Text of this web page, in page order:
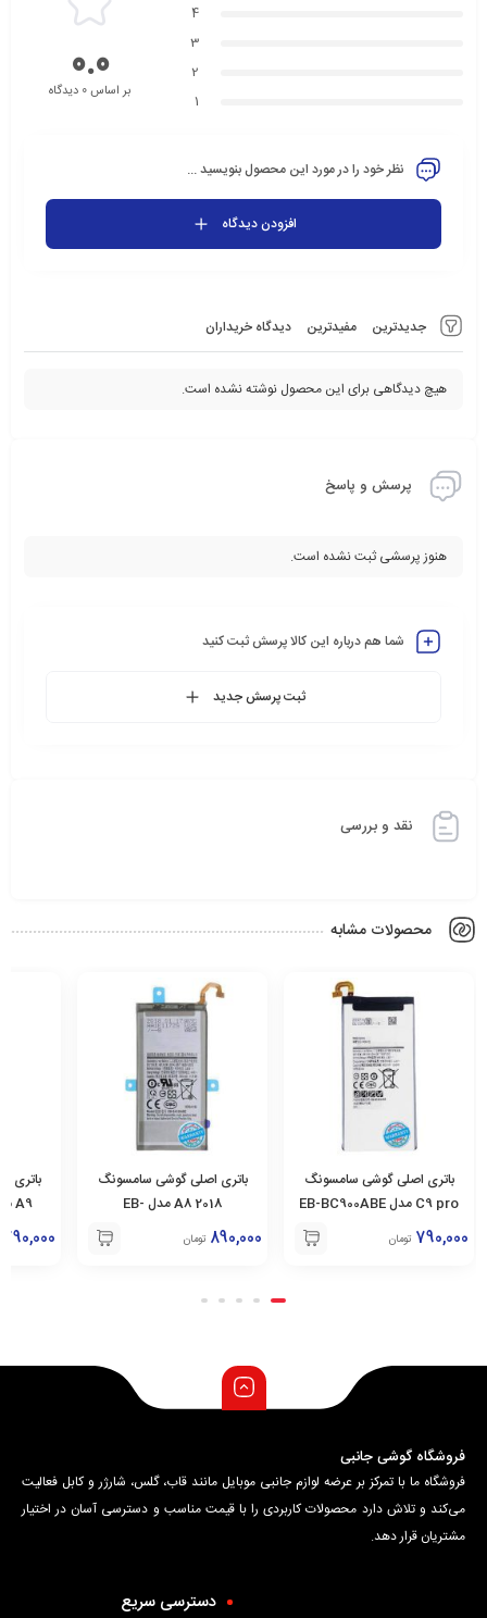
جدیدترین مفیدترین دیدگاه خریداران
هیچ دیدگاهی برای این محصول نوشته نشده است.
4
3
2
1
0.0بر اساس 0 دیدگاه
نظر خود را در مورد این محصول بنویسید ...
افزودن دیدگاه
پرسش و پاسخ
هنوز پرسشی ثبت نشده است.
شما هم درباره این کالا پرسش ثبت کنید
ثبت پرسش جدید
نقد و بررسی
محصولات مشابه
باتری اصلی گوشی سامسونگ
C9 pro مدل EB-BC900ABE
790,000 تومان
باتری اصلی گوشی سامسونگ
A8 2018 مدل EB-
890,000 تومان
باتری
A9 مدل EB-BA900ABE
790,000
فروشگاه گوشی جانبی
فروشگاه ما با تمرکز بر عرضه لوازم جانبی موبایل مانند قاب، گلس، شارژر و کابل فعالیت
می‌کند و تلاش دارد محصولات کاربردی را با قیمت مناسب و دسترسی آسان در اختیار
مشتریان قرار دهد.
دسترسی سریع